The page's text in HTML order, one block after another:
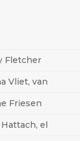
Fletcher
Vliet, van
Friesen
Hattach, el